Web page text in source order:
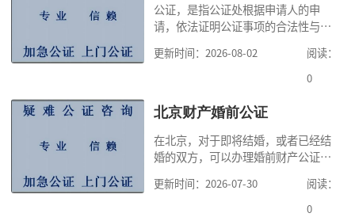
公证，是指公证处根据申请人的申
请，依法证明公证事项的合法性与真
高公证事项的效力，固定证据，但是
很多人不知道在北京办理公证需要多
家，办理公证的时候除了需要按照公
道北京公证需要什么材料,北京公证需
要多少钱？北京公
更新时间：2026-08-02
阅读：
0
北京财产婚前公证
在北京，对于即将结婚，或者已经结
婚的双方，可以办理婚前财产公证，
式，可以避免个人财产引发的纠纷，
但是，在北京办理婚前财产公证，除
更新时间：2026-07-30
阅读：
0